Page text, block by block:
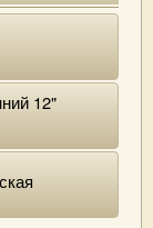
12"